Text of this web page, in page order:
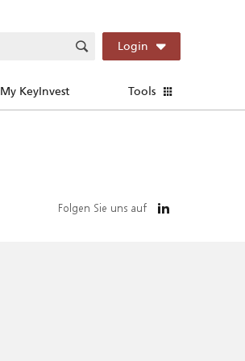
Login
My KeyInvest Tools
Folgen Sie uns auf